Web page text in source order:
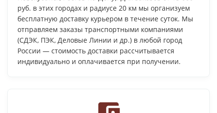
руб. в этих городах и радиусе 20 км мы организуем
бесплатную доставку курьером в течение суток. Мы
отправляем заказы транспортными компаниями
(СДЭК, ПЭК, Деловые Линии и др.) в любой город
России — стоимость доставки рассчитывается
индивидуально и оплачивается при получении.